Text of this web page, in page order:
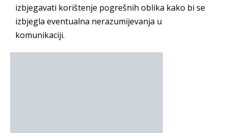
izbjegavati korištenje pogrešnih oblika kako bi se
izbjegla eventualna nerazumijevanja u
komunikaciji.